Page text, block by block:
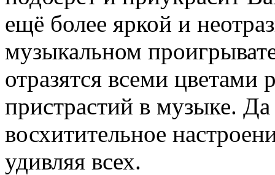
ещё более яркой и
музыкальном
отразятся всеми
пристрастий в музыке.
восхитительное
удивляя всех.